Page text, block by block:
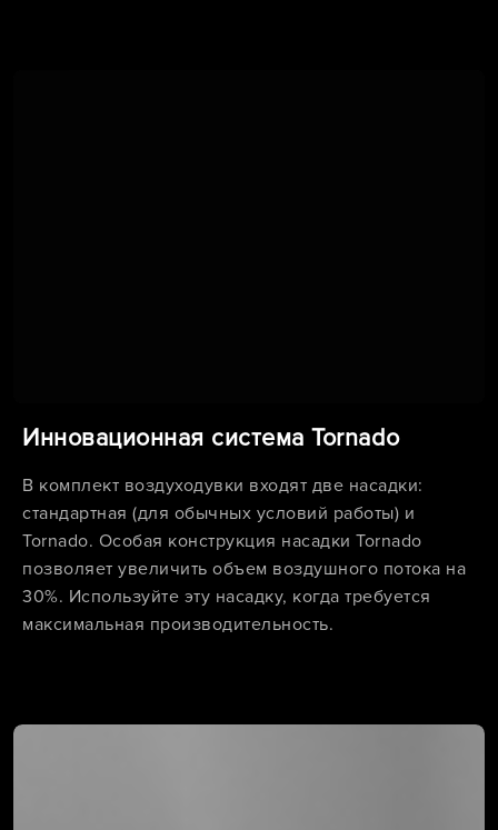
Инновационная система Tornado
В комплект воздуходувки входят две насадки:
стандартная (для обычных условий работы) и
Tornado. Особая конструкция насадки Tornado
позволяет увеличить объем воздушного потока на
30%. Используйте эту насадку, когда требуется
максимальная производительность.